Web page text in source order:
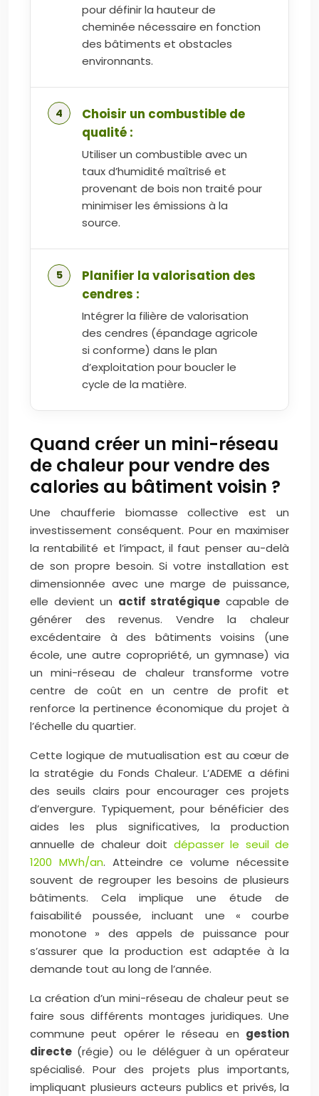
pour définir la hauteur de
cheminée nécessaire en fonction
des bâtiments et obstacles
environnants.
Choisir un combustible de
qualité :
Utiliser un combustible avec un
taux d’humidité maîtrisé et
provenant de bois non traité pour
minimiser les émissions à la
source.
Planifier la valorisation des
cendres :
Intégrer la filière de valorisation
des cendres (épandage agricole
si conforme) dans le plan
d’exploitation pour boucler le
cycle de la matière.
Quand créer un mini-réseau
de chaleur pour vendre des
calories au bâtiment voisin ?
Une chaufferie biomasse collective est un
investissement conséquent. Pour en maximiser
la rentabilité et l’impact, il faut penser au-delà
de son propre besoin. Si votre installation est
dimensionnée avec une marge de puissance,
elle devient un actif stratégique capable de
générer des revenus. Vendre la chaleur
excédentaire à des bâtiments voisins (une
école, une autre copropriété, un gymnase) via
un mini-réseau de chaleur transforme votre
centre de coût en un centre de profit et
renforce la pertinence économique du projet à
l’échelle du quartier.
Cette logique de mutualisation est au cœur de
la stratégie du Fonds Chaleur. L’ADEME a défini
des seuils clairs pour encourager ces projets
d’envergure. Typiquement, pour bénéficier des
aides les plus significatives, la production
annuelle de chaleur doit dépasser le seuil de
1200 MWh/an. Atteindre ce volume nécessite
souvent de regrouper les besoins de plusieurs
bâtiments. Cela implique une étude de
faisabilité poussée, incluant une « courbe
monotone » des appels de puissance pour
s’assurer que la production est adaptée à la
demande tout au long de l’année.
La création d’un mini-réseau de chaleur peut se
faire sous différents montages juridiques. Une
commune peut opérer le réseau en gestion
directe (régie) ou le déléguer à un opérateur
spécialisé. Pour des projets plus importants,
impliquant plusieurs acteurs publics et privés, la